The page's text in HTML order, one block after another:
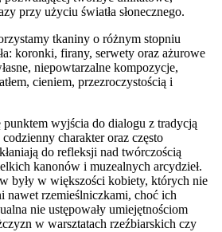
przy użyciu światła słonecznego.
tkaniny o różnym stopniu
koronki, firany, serwety oraz ażurowe
niepowtarzalne kompozycje,
cieniem, przezroczystością i
punktem wyjścia do dialogu z tradycją
charakter oraz często
do refleksji nad twórczością
kanonów i muzealnych arcydzieł.
były w większości kobiety, których nie
nawet rzemieślniczkami, choć ich
nie ustępowały umiejętnościom
w warsztatach rzeźbiarskich czy